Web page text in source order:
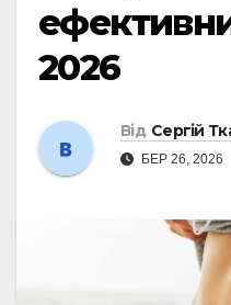
2026
Від Сергій
БЕР 26, 2026